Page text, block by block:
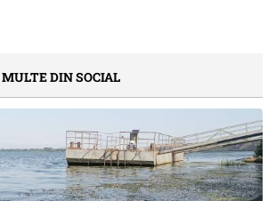
DIN SOCIAL